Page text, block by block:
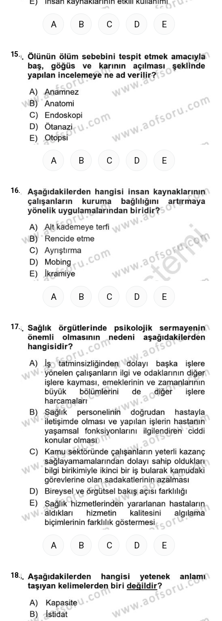
A B C D E
15.
A B C D E
16.
A B C D E
17.
A B C D E
18.